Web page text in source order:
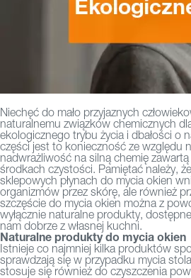
Niechęć do mało przyjaznych
naturalnemu związków chemicznych
ekologicznego trybu życia i dbałości o
części jest to konieczność ze względu
nadwrażliwość na silną chemię
środkach czystości. Pamiętać należy,
sklepowych płynach do mycia okien
organizmów przez skórę, ale również
szczęście do mycia okien można z
wyłącznie naturalne produkty,
nam dobrze z własnej kuchni.
Naturalne produkty do mycia okien
Istnieje co najmniej kilka produktów
sprawdzają się w przypadku mycia
stosuje się również do czyszczenia